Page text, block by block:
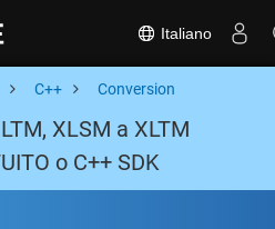
Italiano
C++ Conversion
XLSM a XLTM
o C++ SDK